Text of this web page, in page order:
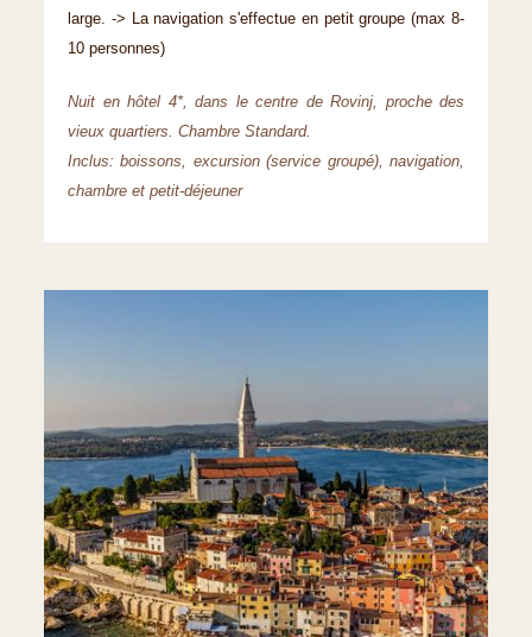
large. -> La navigation s'effectue en petit groupe (max 8-
10 personnes)
Nuit en hôtel 4*, dans le centre de Rovinj, proche des
vieux quartiers. Chambre Standard.
Inclus: boissons, excursion (service groupé), navigation,
chambre et petit-déjeuner